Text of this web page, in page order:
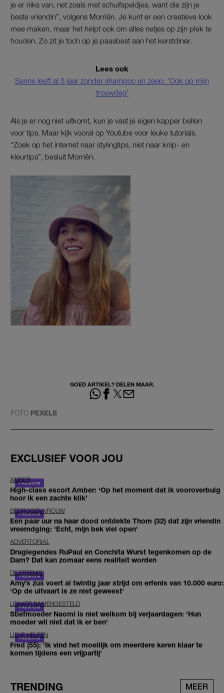
je er niks van, net zoals met schuifspeldjes, want die zijn je
beste vriendin”, volgens Morriën. Je kunt er een creatieve look
mee maken, maar het helpt ook om alles netjes op zijn plek te
houden. Zo zit je toch op je paasbest aan het kerstdiner.
Lees ook
Sanne leeft al 5 jaar zonder shampoo en zeep: ‘Ook op mijn
trouwdag’
Als je er nog niet uitkomt, kun je vast je eigen kapper bellen
voor tips. Maar kijk vooral op Youtube voor leuke tutorials.
“Zoek op het internet naar stylingtips, niet naar knip- en
kleurtips”, besluit Morriën.
GOED ARTIKEL? DELEN MAAR.
FOTO PEXELS
EXCLUSIEF VOOR JOU
AMBER
High-class escort Amber: ‘Op het moment dat ik vooroverbuig
hoor ik een zachte klik’
BEDROGEN VROUW
Een paar uur na haar dood ontdekte Thom (32) dat zijn vriendin
vreemdging: 'Echt, mijn bek viel open'
ADVERTORIAL
Draglegendes RuPaul en Conchita Wurst tegenkomen op de
Dam? Dat kan zomaar eens realiteit worden
DE ERFENIS
Amy’s zus voert al twintig jaar strijd om erfenis van 10.000 euro:
'Op de uitvaart is ze niet geweest'
LEKKER SAMENGESTELD
Stiefmoeder Naomi is niet welkom bij verjaardagen: 'Hun
moeder wil niet dat ik er ben'
LIEVE HELEEN
Fred (55): 'Ik vind het moeilijk om meerdere keren klaar te
komen tijdens een vrijpartij'
TRENDING MEER